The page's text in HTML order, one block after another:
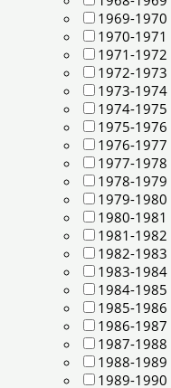
1969-1970
1970-1971
1971-1972
1972-1973
1973-1974
1974-1975
1975-1976
1976-1977
1977-1978
1978-1979
1979-1980
1980-1981
1981-1982
1982-1983
1983-1984
1984-1985
1985-1986
1986-1987
1987-1988
1988-1989
1989-1990